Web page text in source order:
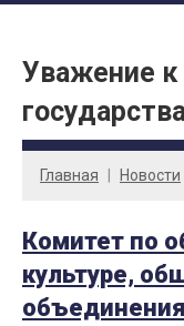
Уважение
Главная Новости
Комитет по
культуре,